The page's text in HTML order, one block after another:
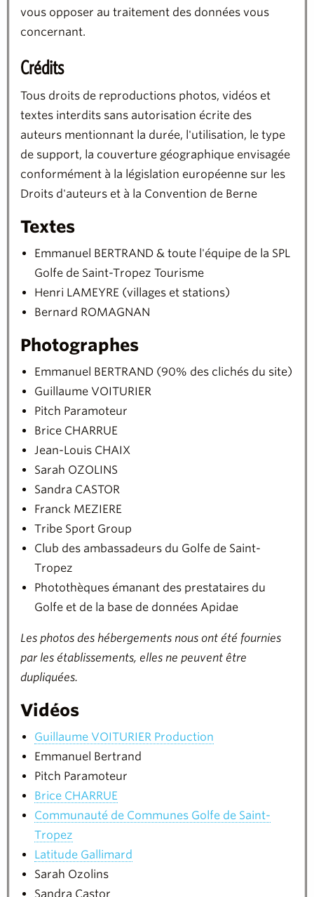
vous opposer au traitement des données vous
concernant.
Crédits
Tous droits de reproductions photos, vidéos et
textes interdits sans autorisation écrite des
auteurs mentionnant la durée, l'utilisation, le type
de support, la couverture géographique envisagée
conformément à la législation européenne sur les
Droits d'auteurs et à la Convention de Berne
Textes
Emmanuel BERTRAND & toute l'équipe de la SPL
Golfe de Saint-Tropez Tourisme
Henri LAMEYRE (villages et stations)
Bernard ROMAGNAN
Photographes
Emmanuel BERTRAND (90% des clichés du site)
Guillaume VOITURIER
Pitch Paramoteur
Brice CHARRUE
Jean-Louis CHAIX
Sarah OZOLINS
Sandra CASTOR
Franck MEZIERE
Tribe Sport Group
Club des ambassadeurs du Golfe de Saint-
Tropez
Photothèques émanant des prestataires du
Golfe et de la base de données Apidae
Les photos des hébergements nous ont été fournies
par les établissements, elles ne peuvent être
dupliquées.
Vidéos
Guillaume VOITURIER Production
Emmanuel Bertrand
Pitch Paramoteur
Brice CHARRUE
Communauté de Communes Golfe de Saint-
Tropez
Latitude Gallimard
Sarah Ozolins
Sandra Castor